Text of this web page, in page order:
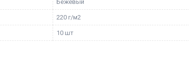
Бежевый
220 г/м2
10 шт